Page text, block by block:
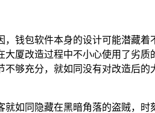
，钱包软件本身的设计可能潜藏
厦改造过程中不小心使用了劣
够充分，就如同没有对改造后
如同隐藏在黑暗角落的盗贼，